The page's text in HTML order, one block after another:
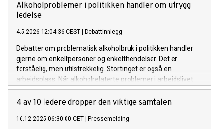
Alkoholproblemer i politikken handler om utrygg
ledelse
4.5.2026 12:04:36 CEST | Debattinnlegg
Debatter om problematisk alkoholbruk i politikken handler
gjerne om enkeltpersoner og enkelthendelser. Det er
forståelig, men utilstrekkelig. Stortinget er også en
arbeidsplass. Når alkoholrelaterte problemer i arbeidslivet
får lov til å etablere seg, er det ikke fordi ingen ser dem. De
oppstår fordi ingen tar den nødvendige samtalen mens det
alkoholbruk i politikken er først og fremst et spørsmål om
4 av 10 ledere dropper den viktige samtalen
16.12.2025 06:30:00 CET | Pressemelding